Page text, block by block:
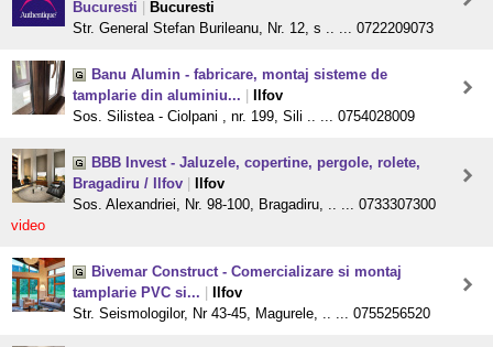
Bucuresti
Bucuresti
Str. General Stefan Burileanu, Nr. 12, s .. ... 0722209073
Banu Alumin - fabricare, montaj sisteme de
tamplarie din aluminiu...
Ilfov
Sos. Silistea - Ciolpani , nr. 199, Sili .. ... 0754028009
BBB Invest - Jaluzele, copertine, pergole, rolete,
Bragadiru / Ilfov
Ilfov
Sos. Alexandriei, Nr. 98-100, Bragadiru, .. ... 0733307300
video
Bivemar Construct - Comercializare si montaj
tamplarie PVC si...
Ilfov
Str. Seismologilor, Nr 43-45, Magurele, .. ... 0755256520